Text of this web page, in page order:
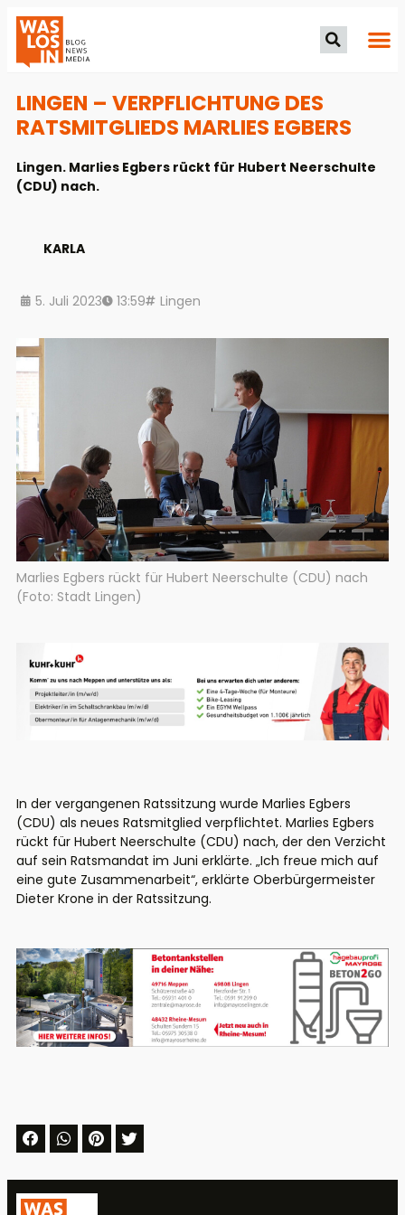
LINGEN – VERPFLICHTUNG DES
RATSMITGLIEDS MARLIES EGBERS
Lingen. Marlies Egbers rückt für Hubert Neerschulte
(CDU) nach.
KARLA
5. Juli 2023 13:59 Lingen
Marlies Egbers rückt für Hubert Neerschulte (CDU) nach
(Foto: Stadt Lingen)
In der vergangenen Ratssitzung wurde Marlies Egbers
(CDU) als neues Ratsmitglied verpflichtet. Marlies Egbers
rückt für Hubert Neerschulte (CDU) nach, der den Verzicht
auf sein Ratsmandat im Juni erklärte. „Ich freue mich auf
eine gute Zusammenarbeit“, erklärte Oberbürgermeister
Dieter Krone in der Ratssitzung.